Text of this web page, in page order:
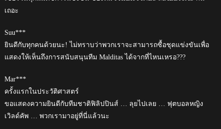
เถอะ
Suu***
ยินดีกับทุกคนด้วยนะ! ไม่ทราบว่าพวกเราจะสามารถซื้อชุดแข่งขันเพื่อ
แสดงให้เห็นถึงการสนับสนุนทีม Malditas ได้จากที่ไหนเหรอ???
Mar***
ครั้งแรกในประวัติศาสตร์
ขอแสดงความยินดีกับทีมชาติฟิลิปปินส์ … ลุยไปเลย … ฟุตบอลหญิง
เวิลด์คัพ … พวกเรามาอยู่ที่นี่แล้วนะ